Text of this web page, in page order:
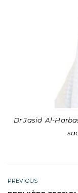
Dr Jasid Al-
PREVIOUS